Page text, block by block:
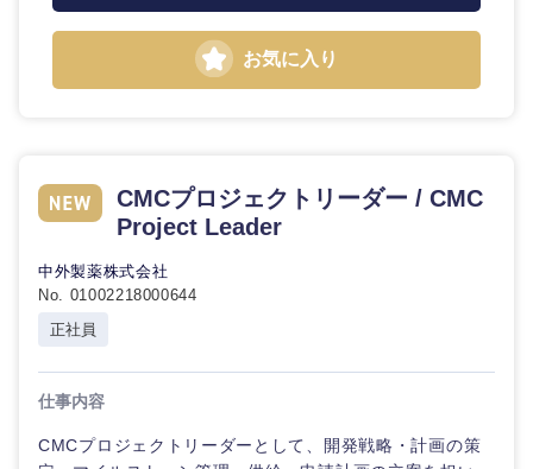
お気に入り
CMCプロジェクトリーダー / CMC
Project Leader
中外製薬株式会社
No. 01002218000644
正社員
仕事内容
CMCプロジェクトリーダーとして、開発戦略・計画の策